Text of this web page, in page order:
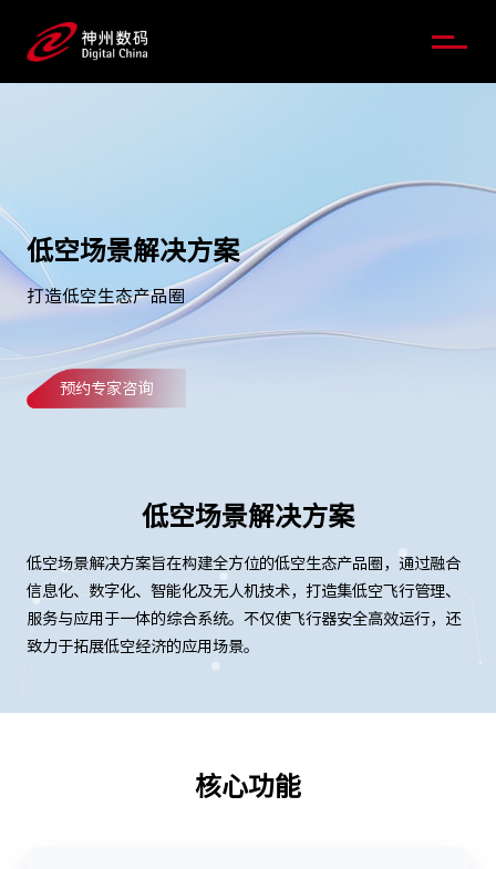
低空场景解决方案
打造低空生态产品圈
预约专家咨询
低空场景解决方案
低空场景解决方案旨在构建全方位的低空生态产品圈，通过融合
信息化、数字化、智能化及无人机技术，打造集低空飞行管理、
服务与应用于一体的综合系统。不仅使飞行器安全高效运行，还
致力于拓展低空经济的应用场景。
核心功能